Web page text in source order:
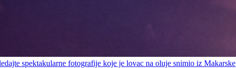
spektakularne fotografije koje je lovac na oluje snimio iz Makarske